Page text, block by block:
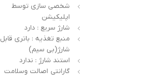
شخصی سازی توسط
اپلیکیشن
شارژ سریع : دارد
منبع تغذیه : باتری قابل
شارژ(بی سیم)
استند شارژ : ندارد
گارانتی اصالت وسلامت